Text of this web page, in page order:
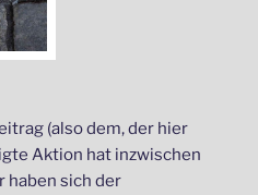
(also dem, der hier
Aktion hat inzwischen
haben sich der